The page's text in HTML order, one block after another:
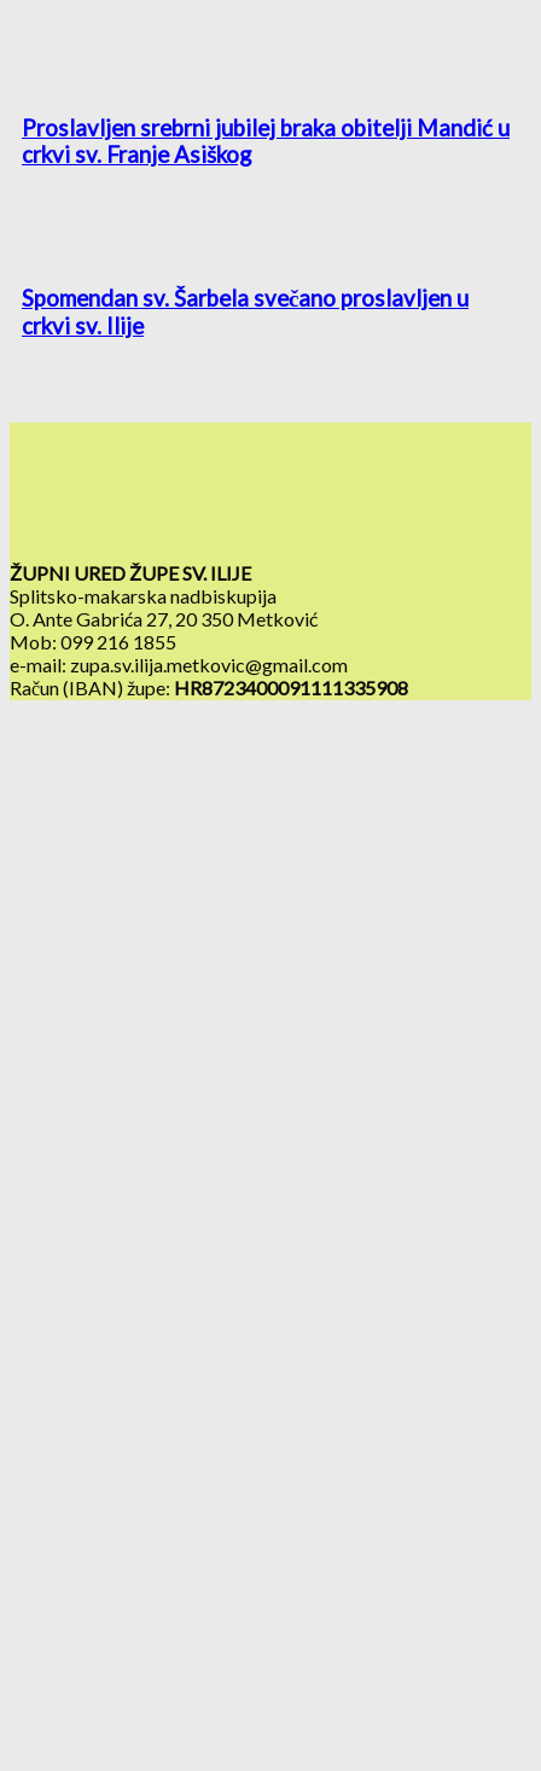
Proslavljen srebrni jubilej braka obitelji Mandić u
crkvi sv. Franje Asiškog
Spomendan sv. Šarbela svečano proslavljen u
crkvi sv. Ilije
ŽUPNI URED ŽUPE SV. ILIJE
Splitsko-makarska nadbiskupija
O. Ante Gabrića 27, 20 350 Metković
Mob: 099 216 1855
e-mail: zupa.sv.ilija.metkovic@gmail.com
Račun (IBAN) župe: HR8723400091111335908